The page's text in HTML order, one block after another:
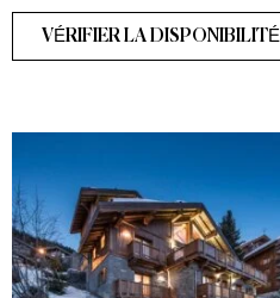
VÉRIFIER LA DISPONIBILITÉ